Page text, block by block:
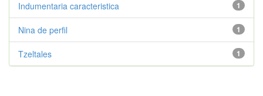
1
Indumentaria caracteristica
1
Nina de perfil
1
Tzeltales